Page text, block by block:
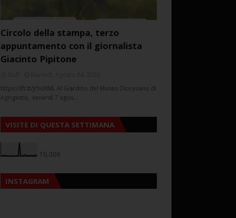
Circolo della stampa, terzo
appuntamento con il giornalista
Giacinto Pipitone
https://ift.tt/JrhoRML Al Giardino del Museo Diocesano di
Agrigento, venerdì 7 agos…
VISITE DI QUESTA SETTIMANA
10,006
INSTAGRAM